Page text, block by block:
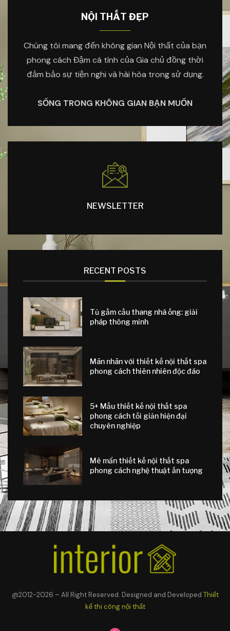
NỘI THẤT ĐẸP
Chúng tôi mang đến không gian Nội thất của bạn
phong cách Đậm cá tính của Gia chủ đồng thời
đảm bảo sự tiện nghi và hài hòa trong sử dụng.
SỐNG TRONG KHÔNG GIAN BẠN MUỐN
NEWSLETTER
RECENT POSTS
Tủ gầm cầu thang nhà ống: giải
pháp thông minh
Mãn nhãn với thiết kế nội thất spa
phong cách thiên nhiên độc đáo
5+ Mẫu thiết kế nội thất spa
phong cách tối giản hiện đại
chuyên nghiệp
Mê mẩn thiết kế nội thất spa
phong cách nghệ thuật ấn tượng
@2012-2026 – All Right Reserved. Designed and Developed Thiết
kế thi công nội thất